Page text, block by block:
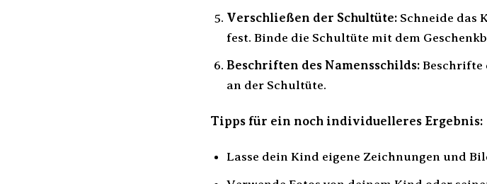
Verschließen der Schultüte:Schneide das
fest. Binde die Schultüte mit dem
Beschriften des Namensschilds:Beschrifte
an der Schultüte.
Tipps für ein noch individuelleres Ergebnis:
Lasse dein Kind eigene Zeichnungen und